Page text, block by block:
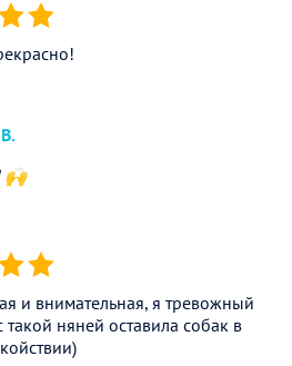
(*) (*)
🙌
(*) (*)
и внимательная, я тревожный
такой няней оставила собак в